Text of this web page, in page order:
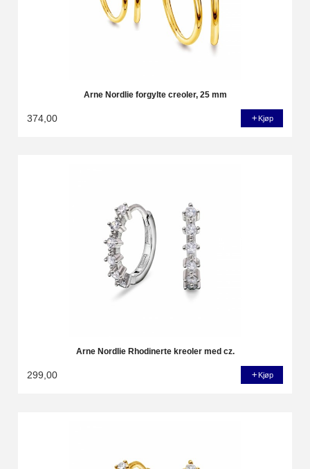
Arne Nordlie forgylte creoler, 25 mm
374,00 Kjøp
Arne Nordlie Rhodinerte kreoler med cz.
299,00 Kjøp